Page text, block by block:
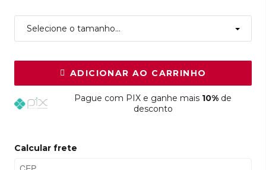
Selecione o tamanho...
ADICIONAR AO CARRINHO
Pague com PIX e ganhe mais 10% de
desconto
Calcular frete